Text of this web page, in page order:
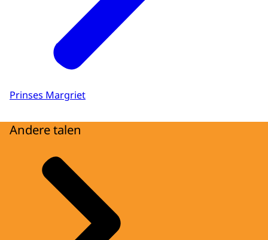
Prinses Margriet
Andere talen